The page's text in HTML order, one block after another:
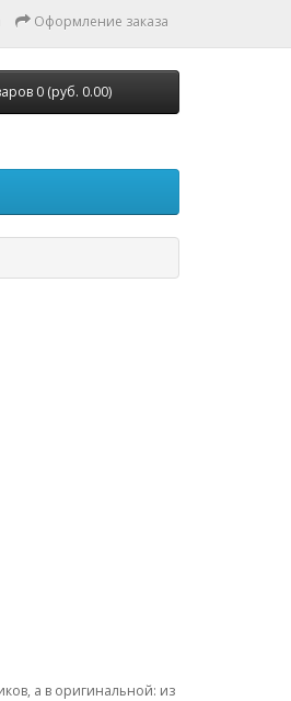
Оформление заказа
0 (руб. 0.00)
а в оригинальной: из